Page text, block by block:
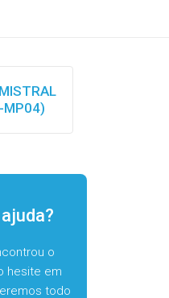
MP04)
o
hesite em
todo